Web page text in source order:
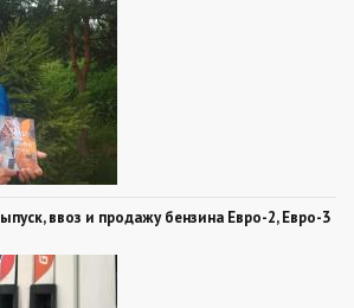
ввоз и продажу бензина Евро-2, Евро-3